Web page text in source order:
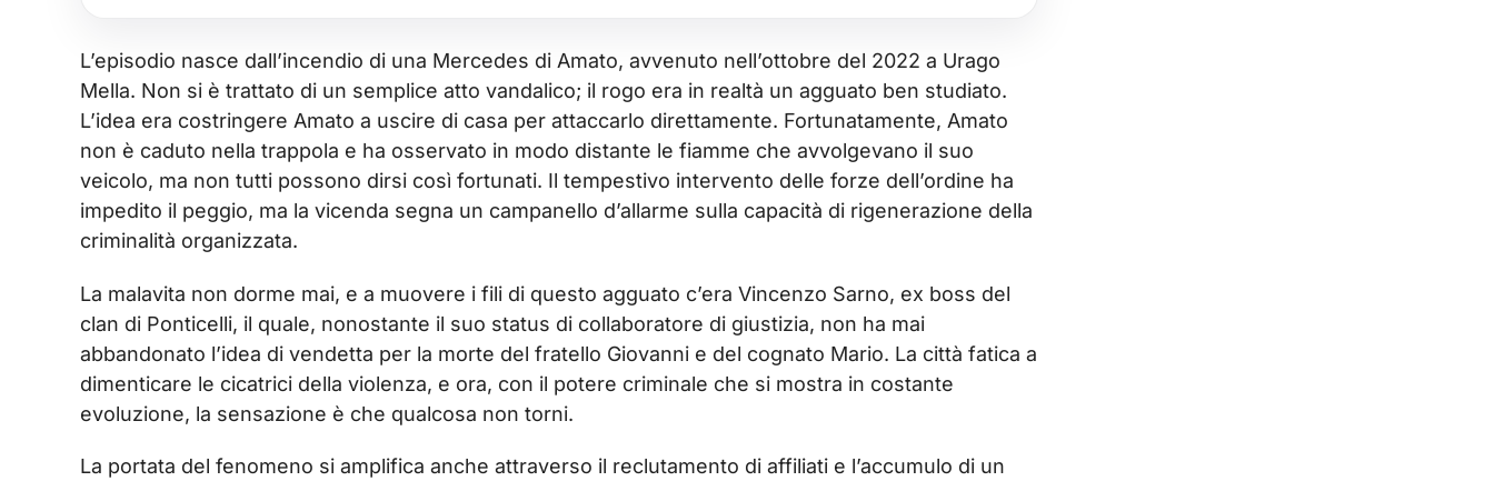
L’episodio nasce dall’incendio di una Mercedes di Amato, avvenuto nell’ottobre del 2022 a Urago
Mella. Non si è trattato di un semplice atto vandalico; il rogo era in realtà un agguato ben studiato.
L’idea era costringere Amato a uscire di casa per attaccarlo direttamente. Fortunatamente, Amato
non è caduto nella trappola e ha osservato in modo distante le fiamme che avvolgevano il suo
veicolo, ma non tutti possono dirsi così fortunati. Il tempestivo intervento delle forze dell’ordine ha
impedito il peggio, ma la vicenda segna un campanello d’allarme sulla capacità di rigenerazione della
criminalità organizzata.
La malavita non dorme mai, e a muovere i fili di questo agguato c’era Vincenzo Sarno, ex boss del
clan di Ponticelli, il quale, nonostante il suo status di collaboratore di giustizia, non ha mai
abbandonato l’idea di vendetta per la morte del fratello Giovanni e del cognato Mario. La città fatica a
dimenticare le cicatrici della violenza, e ora, con il potere criminale che si mostra in costante
evoluzione, la sensazione è che qualcosa non torni.
La portata del fenomeno si amplifica anche attraverso il reclutamento di affiliati e l’accumulo di un